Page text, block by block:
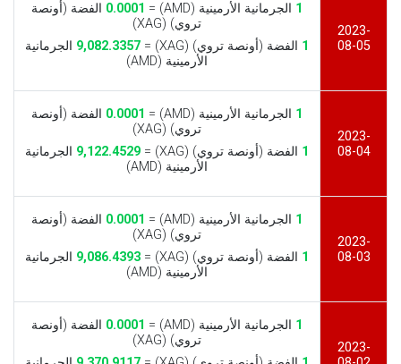
2023-
08-05
1 الجرمانية الأرمينية (AMD) = 0.0001 الفضة (أونصة
تروي) (XAG)
1 الفضة (أونصة تروي) (XAG) = 9,082.3357 الجرمانية
الأرمينية (AMD)
2023-
08-04
1 الجرمانية الأرمينية (AMD) = 0.0001 الفضة (أونصة
تروي) (XAG)
1 الفضة (أونصة تروي) (XAG) = 9,122.4529 الجرمانية
الأرمينية (AMD)
2023-
08-03
1 الجرمانية الأرمينية (AMD) = 0.0001 الفضة (أونصة
تروي) (XAG)
1 الفضة (أونصة تروي) (XAG) = 9,086.4393 الجرمانية
الأرمينية (AMD)
2023-
1 الجرمانية الأرمينية (AMD) = 0.0001 الفضة (أونصة
تروي) (XAG)